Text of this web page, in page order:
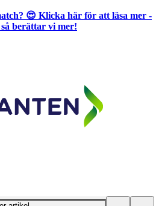
😍 Klicka här för att läsa mer -
berättar vi mer!